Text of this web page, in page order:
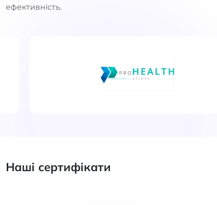
ефективність.
Наші сертифікати